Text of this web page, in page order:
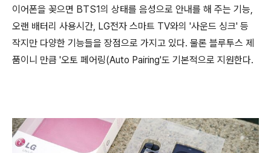
이어폰을 꽂으면 BTS1의 상태를 음성으로 안내를 해 주는 기능,
오랜 배터리 사용시간, LG전자 스마트 TV와의 '사운드 싱크' 등
작지만 다양한 기능들을 장점으로 가지고 있다. 물론 블루투스 제
품이니 만큼 '오토 페어링(Auto Pairing'도 기본적으로 지원한다.